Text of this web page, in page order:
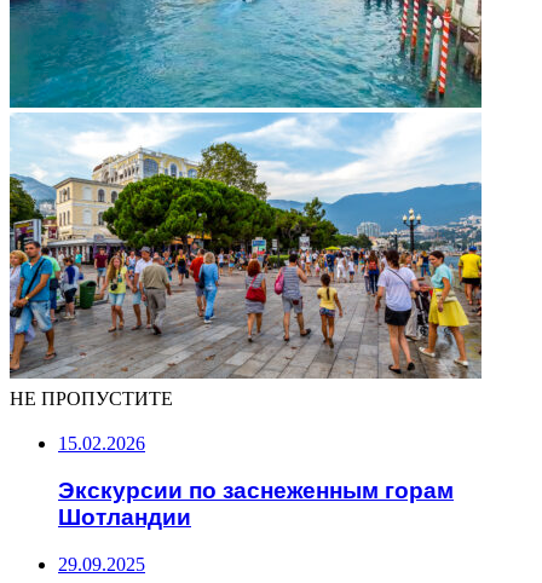
НЕ ПРОПУСТИТЕ
15.02.2026
Экскурсии по заснеженным горам
Шотландии
29.09.2025